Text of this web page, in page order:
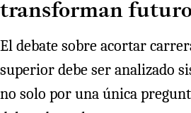
transforman
El debate sobre acortar
superior debe ser analizado
no solo por una única